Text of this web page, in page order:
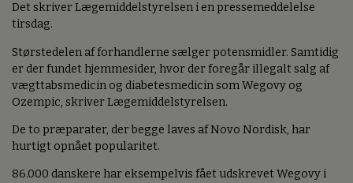
Det skriver Lægemiddelstyrelsen i en pressemeddelelse
tirsdag.
Størstedelen af forhandlerne sælger potensmidler. Samtidig
er der fundet hjemmesider, hvor der foregår illegalt salg af
vægttabsmedicin og diabetesmedicin som Wegovy og
Ozempic, skriver Lægemiddelstyrelsen.
De to præparater, der begge laves af Novo Nordisk, har
hurtigt opnået popularitet.
86.000 danskere har eksempelvis fået udskrevet Wegovy i